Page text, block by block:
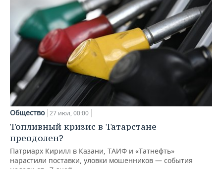
Общество 27 июл, 00:00
Топливный кризис в Татарстане
преодолен?
Патриарх Кирилл в Казани, ТАИФ и «Татнефть»
нарастили поставки, уловки мошенников — события